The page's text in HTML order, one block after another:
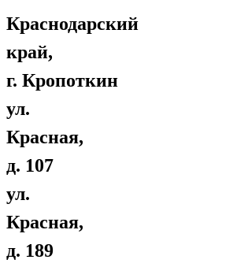
Краснодарский
край,
г. Кропоткин
ул.
Красная,
д. 107
ул.
Красная,
д. 189